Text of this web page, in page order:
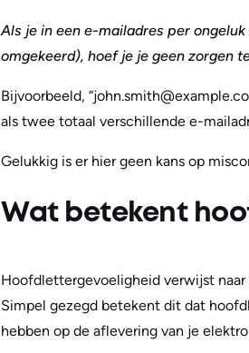
Als je in een e-mailadres per
omgekeerd), hoef je je geen zorgen
Bijvoorbeeld,
als twee totaal verschillende e-
Gelukkig is er hier geen kans op
Wat betekent
Hoofdlettergevoeligheid verwijst
Simpel gezegd betekent dit dat
hebben op de aflevering van je